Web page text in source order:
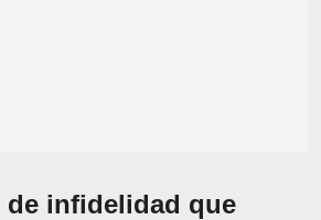
de infidelidad que